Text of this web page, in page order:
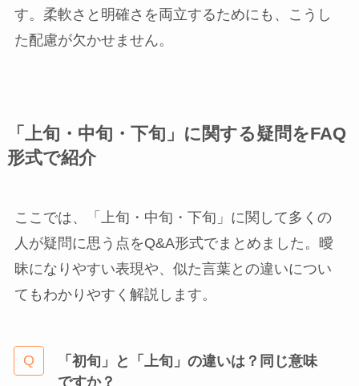
す。柔軟さと明確さを両立するためにも、こうし
た配慮が欠かせません。
「上旬・中旬・下旬」に関する疑問をFAQ
形式で紹介
ここでは、「上旬・中旬・下旬」に関して多くの
人が疑問に思う点をQ&A形式でまとめました。曖
昧になりやすい表現や、似た言葉との違いについ
てもわかりやすく解説します。
「初旬」と「上旬」の違いは？ 同じ意味
ですか？